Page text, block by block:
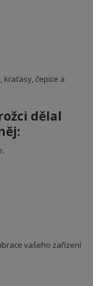
kraťasy, čepice a
dělal
vašeho zařízení